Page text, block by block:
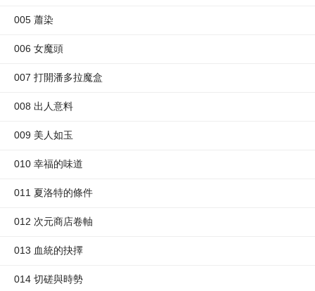
005 蕭染
006 女魔頭
007 打開潘多拉魔盒
008 出人意料
009 美人如玉
010 幸福的味道
011 夏洛特的條件
012 次元商店卷軸
013 血統的抉擇
014 切磋與時勢